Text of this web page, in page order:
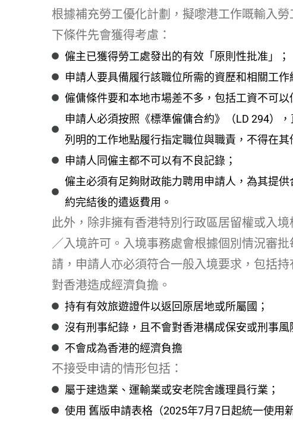
根據補充勞工優化計劃，擬嚟港工作嘅輸入
下條件先會獲得考慮：
僱主已獲得勞工處發出的有效「原則性批准」；
申請人要具備履行該職位所需的資歷和相關工作
僱傭條件要和本地市場差不多，包括工資不可
申請人必須按照《標準僱傭合約》（LD 294）
列明的工作地點履行指定職位與職責，不得在其
申請人同僱主都不可以有不良記錄；
僱主必須有足夠財政能力聘用申請人，為其提
約完結後的遣返費用。
此外，除非擁有香港特別行政區居留權或入
／入境許可。入境事務處會根據個別情況審
請，申請人亦必須符合一般入境要求，包括
對香港造成經濟負擔。
持有有效旅遊證件以返回原居地或所屬國；
沒有刑事紀錄，且不會對香港構成保安或刑事風
不會成為香港的經濟負擔
不接受申请的情形包括：
屬于建造業、運輸業或安老院舍護理員行業；
使用 舊版申請表格（2025年7月7日起統一使用